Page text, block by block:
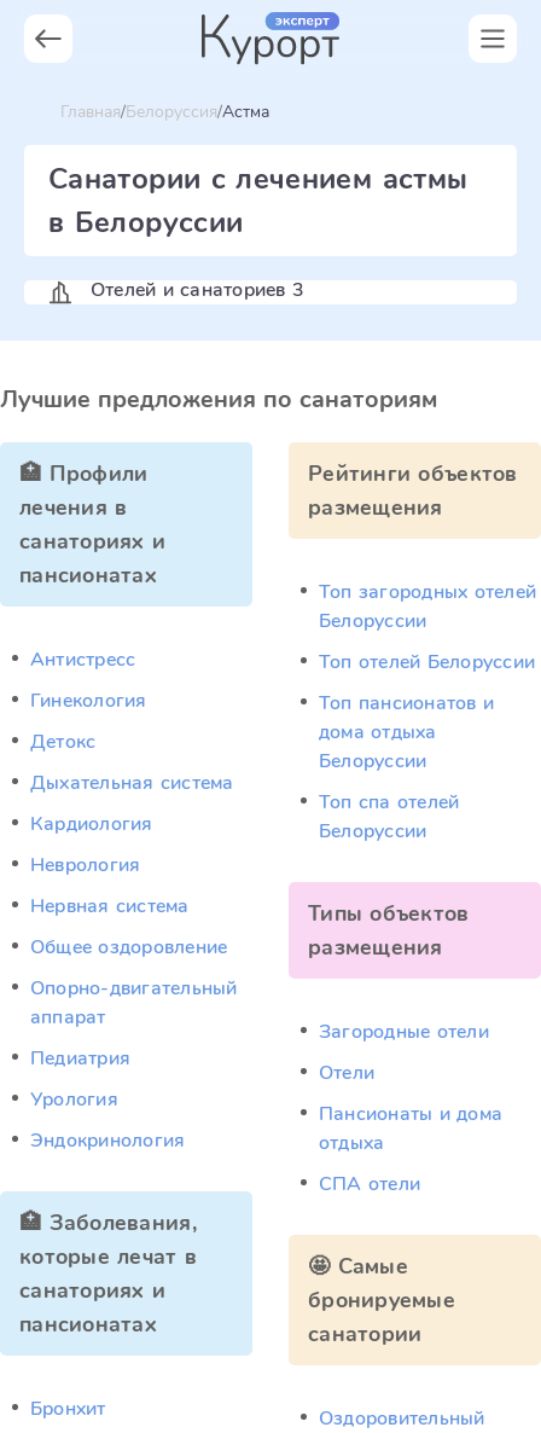
Главная Белоруссия Астма
Санатории с лечением астмы
в Белоруссии
Отелей и санаториев 3
Лучшие предложения по санаториям
🏥 Профили
лечения в
санаториях и
пансионатах
Антистресс
Гинекология
Детокс
Дыхательная система
Кардиология
Неврология
Нервная система
Общее оздоровление
Опорно-двигательный
аппарат
Педиатрия
Урология
Эндокринология
🏥 Заболевания,
которые лечат в
санаториях и
пансионатах
Бронхит
Рейтинги объектов
размещения
Топ загородных отелей
Белоруссии
Топ отелей Белоруссии
Топ пансионатов и
дома отдыха
Белоруссии
Топ спа отелей
Белоруссии
Типы объектов
размещения
Загородные отели
Отели
Пансионаты и дома
отдыха
СПА отели
🤩 Самые
бронируемые
санатории
Оздоровительный